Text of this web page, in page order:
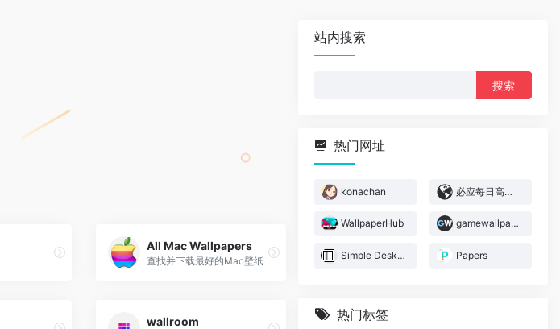
All Mac Wallpapers
查找并下载最好的Mac壁纸
wallroom
站内搜索
热门网址
konachan 必应每日高清壁纸
WallpaperHub gamewallpapers
Simple Desktops Papers
热门标签